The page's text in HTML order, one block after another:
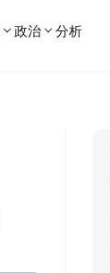
政治 分析